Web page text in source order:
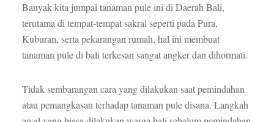
Banyak kita jumpai tanaman pule ini di Daerah Bali,
terutama di tempat-tempat sakral seperti pada Pura,
Kuburan, serta pekarangan rumah, hal ini membuat
tanaman pule di bali terkesan sangat angker dan dihormati.
Tidak sembarangan cara yang dilakukan saat pemindahan
atau pemangkasan terhadap tanaman pule disana. Langkah